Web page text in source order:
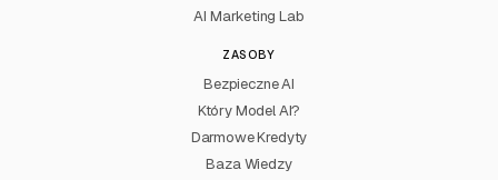
AI Marketing Lab
ZASOBY
Bezpieczne AI
Który Model AI?
Darmowe Kredyty
Baza Wiedzy